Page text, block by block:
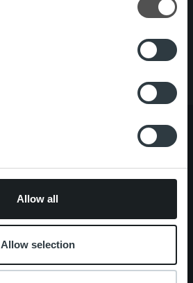
Allow all
Allow selection
Ledning och organisation
Vårt folk och vår kultur
Kundberattelser
One platform